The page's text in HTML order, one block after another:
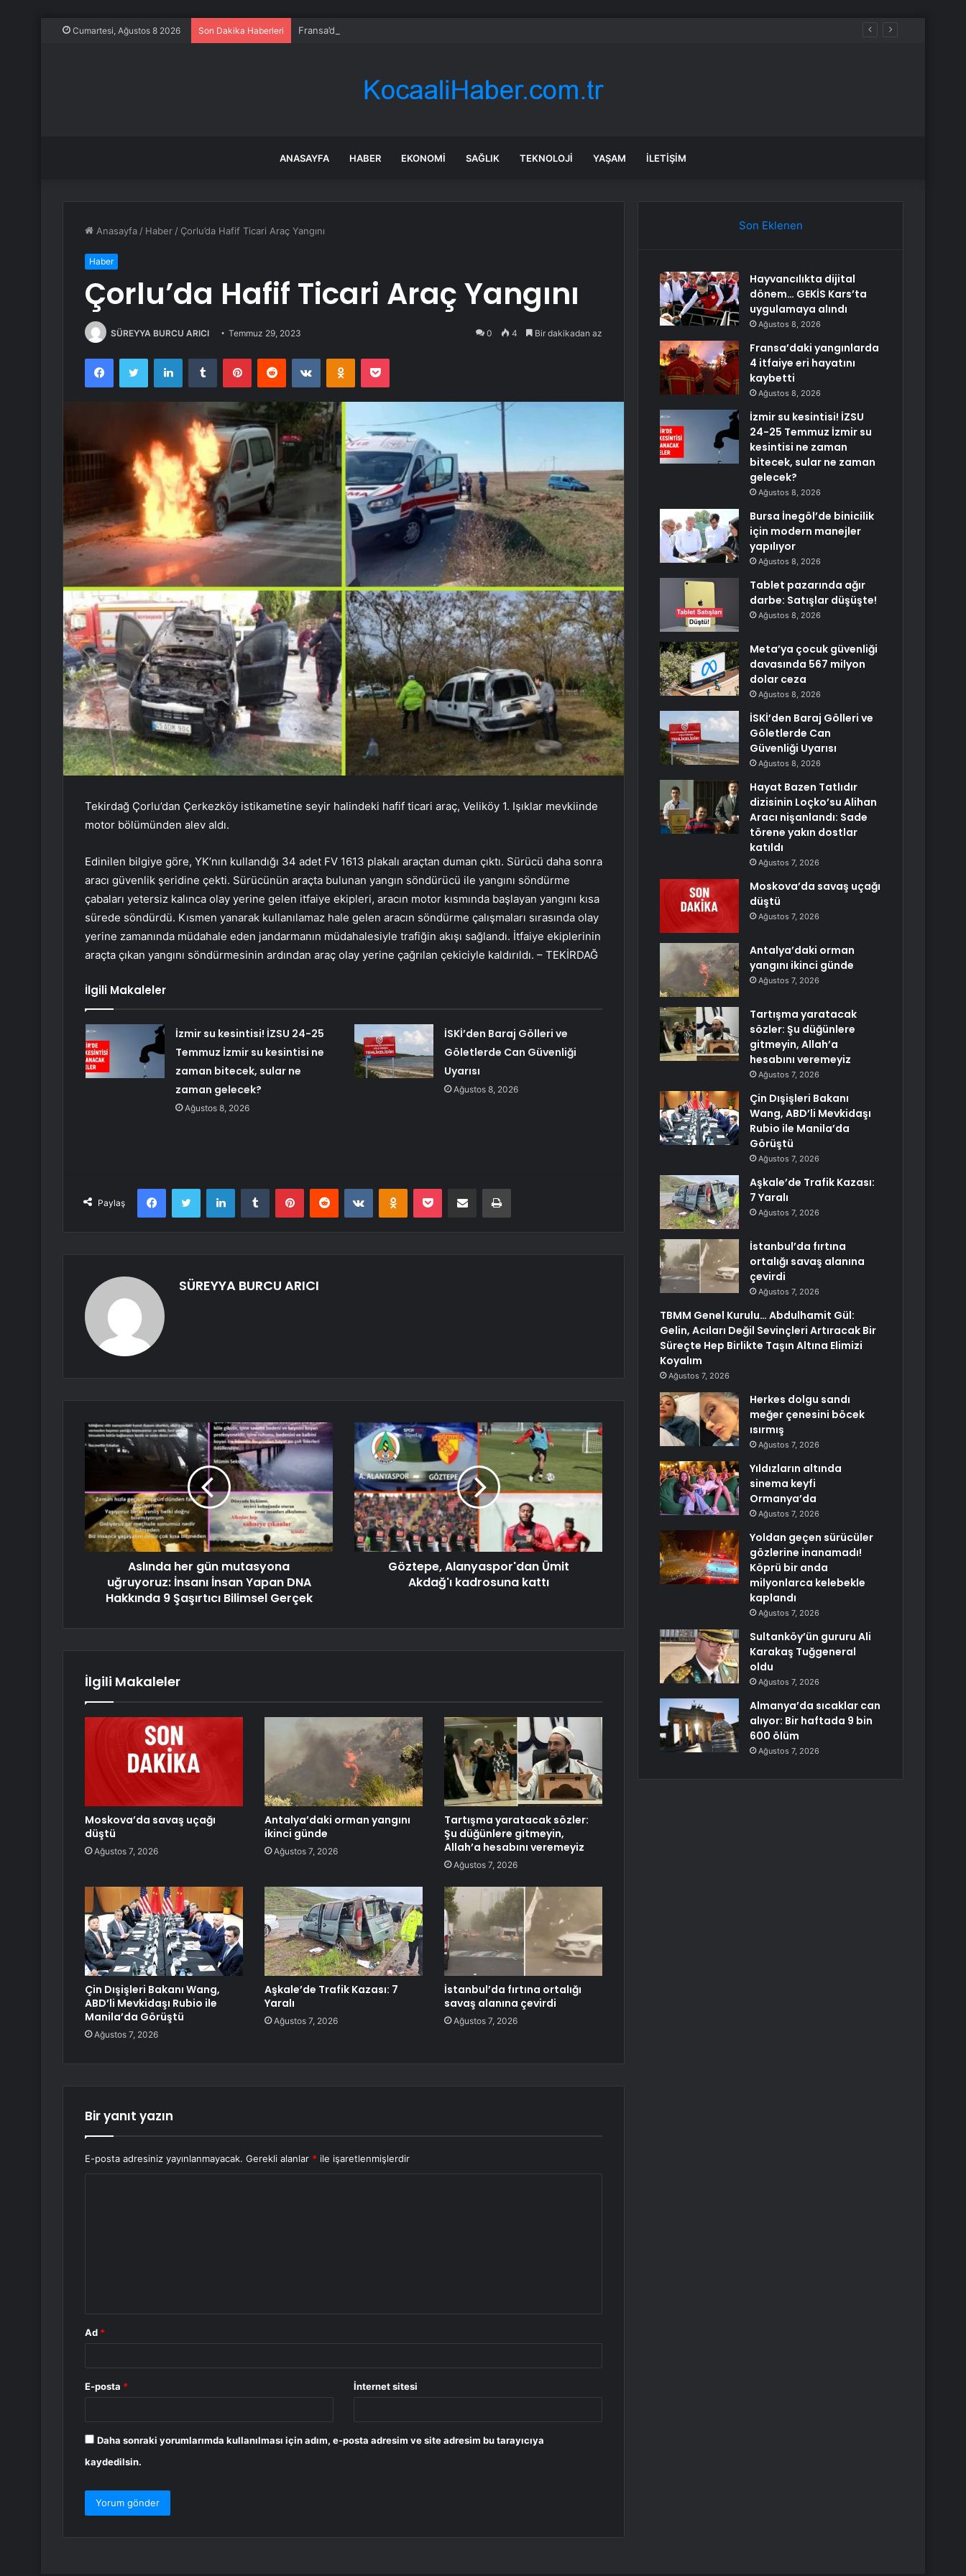
Cumartesi, Ağustos 8 2026 Son Dakika Haberleri Fransa’daki yangınlarda 4 itfaiye eri hayatını kaybetti
ANASAYFA HABER EKONOMI SAĞLIK TEKNOLOJI YAŞAM İLETIŞIM
Anasayfa / Haber / Çorlu’da Hafif Ticari Araç Yangını
Haber
Çorlu’da Hafif Ticari Araç Yangını
SÜREYYA BURCU ARICI Temmuz 29, 2023 0 4 Bir dakikadan az
FacebookTwitter LinkedInTumblr PinterestReddit VKontakteOdnoklassniki
Pocket
Tekirdağ Çorlu’dan Çerkezköy istikametine seyir halindeki hafif ticari araç, Veliköy 1. Işıklar mevkiinde
motor bölümünden alev aldı.
Edinilen bilgiye göre, YK’nın kullandığı 34 adet FV 1613 plakalı araçtan duman çıktı. Sürücü daha sonra
aracı güvenlik şeridine çekti. Sürücünün araçta bulunan yangın söndürücü ile yangını söndürme
çabaları yetersiz kalınca olay yerine gelen itfaiye ekipleri, aracın motor kısmında başlayan yangını kısa
sürede söndürdü. Kısmen yanarak kullanılamaz hale gelen aracın söndürme çalışmaları sırasında olay
yerine zamanında müdahale eden jandarmanın müdahalesiyle trafiğin akışı sağlandı. İtfaiye ekiplerinin
araçta çıkan yangını söndürmesinin ardından araç olay yerine çağrılan çekiciyle kaldırıldı. – TEKİRDAĞ
İlgili Makaleler
İzmir su kesintisi! İZSU 24-25
Temmuz İzmir su kesintisi ne
zaman bitecek, sular ne
zaman gelecek?
Ağustos 8, 2026
İSKİ’den Baraj Gölleri ve
Göletlerde Can Güvenliği
Uyarısı
Ağustos 8, 2026
Paylaş
FacebookTwitter LinkedInTumblr PinterestReddit VKontakteOdnoklassniki
Pocket E-Posta ile paylaş Yazdır
SÜREYYA BURCU ARICI
Aslında her gün mutasyona
uğruyoruz: İnsanı İnsan Yapan DNA
Hakkında 9 Şaşırtıcı Bilimsel Gerçek
Göztepe, Alanyaspor'dan Ümit
Akdağ'ı kadrosuna kattı
İlgili Makaleler
Moskova’da savaş uçağı
düştü
Ağustos 7, 2026
Antalya’daki orman yangını
ikinci günde
Ağustos 7, 2026
Tartışma yaratacak sözler:
Şu düğünlere gitmeyin,
Allah’a hesabını veremeyiz
Ağustos 7, 2026
Çin Dışişleri Bakanı Wang,
ABD’li Mevkidaşı Rubio ile
Manila’da Görüştü
Ağustos 7, 2026
Aşkale’de Trafik Kazası: 7
Yaralı
Ağustos 7, 2026
İstanbul’da fırtına ortalığı
savaş alanına çevirdi
Ağustos 7, 2026
Bir yanıt yazın
E-posta adresiniz yayınlanmayacak. Gerekli alanlar * ile işaretlenmişlerdir
Ad *
E-posta * İnternet sitesi
Daha sonraki yorumlarımda kullanılması için adım, e-posta adresim ve site adresim bu tarayıcıya
kaydedilsin.
Son Eklenen
Hayvancılıkta dijital
dönem… GEKİS Kars’ta
uygulamaya alındı
Ağustos 8, 2026
Fransa’daki yangınlarda
4 itfaiye eri hayatını
kaybetti
Ağustos 8, 2026
İzmir su kesintisi! İZSU
24-25 Temmuz İzmir su
kesintisi ne zaman
bitecek, sular ne zaman
gelecek?
Ağustos 8, 2026
Bursa İnegöl’de binicilik
için modern manejler
yapılıyor
Ağustos 8, 2026
Tablet pazarında ağır
darbe: Satışlar düşüşte!
Ağustos 8, 2026
Meta’ya çocuk güvenliği
davasında 567 milyon
dolar ceza
Ağustos 8, 2026
İSKİ’den Baraj Gölleri ve
Göletlerde Can
Güvenliği Uyarısı
Ağustos 8, 2026
Hayat Bazen Tatlıdır
dizisinin Loçko’su Alihan
Aracı nişanlandı: Sade
törene yakın dostlar
katıldı
Ağustos 7, 2026
Moskova’da savaş uçağı
düştü
Ağustos 7, 2026
Antalya’daki orman
yangını ikinci günde
Ağustos 7, 2026
Tartışma yaratacak
sözler: Şu düğünlere
gitmeyin, Allah’a
hesabını veremeyiz
Ağustos 7, 2026
Çin Dışişleri Bakanı
Wang, ABD’li Mevkidaşı
Rubio ile Manila’da
Görüştü
Ağustos 7, 2026
Aşkale’de Trafik Kazası:
7 Yaralı
Ağustos 7, 2026
İstanbul’da fırtına
ortalığı savaş alanına
çevirdi
Ağustos 7, 2026
TBMM Genel Kurulu… Abdulhamit Gül:
Gelin, Acıları Değil Sevinçleri Artıracak Bir
Süreçte Hep Birlikte Taşın Altına Elimizi
Koyalım
Ağustos 7, 2026
Herkes dolgu sandı
meğer çenesini böcek
ısırmış
Ağustos 7, 2026
Yıldızların altında
sinema keyfi
Ormanya’da
Ağustos 7, 2026
Yoldan geçen sürücüler
gözlerine inanamadı!
Köprü bir anda
milyonlarca kelebekle
kaplandı
Ağustos 7, 2026
Sultanköy’ün gururu Ali
Karakaş Tuğgeneral
oldu
Ağustos 7, 2026
Almanya’da sıcaklar can
alıyor: Bir haftada 9 bin
600 ölüm
Ağustos 7, 2026